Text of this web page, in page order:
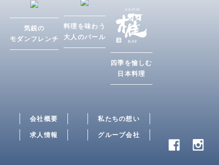
気鋭の
モダンフレンチ
料理を味わう
大人のバール
四季を愉しむ
日本料理
会社概要
私たちの想い
求人情報
グループ会社